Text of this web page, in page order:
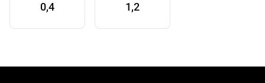
0,4 1,2